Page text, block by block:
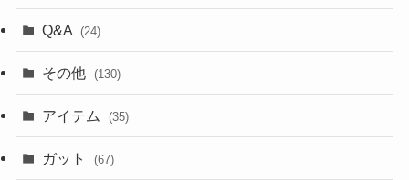
Q&A (24)
その他 (130)
アイテム (35)
ガット (67)